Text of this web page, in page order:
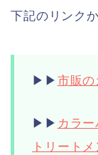
下記のリンク
▶︎▶︎ 市販
▶︎▶︎ カラ
トリート